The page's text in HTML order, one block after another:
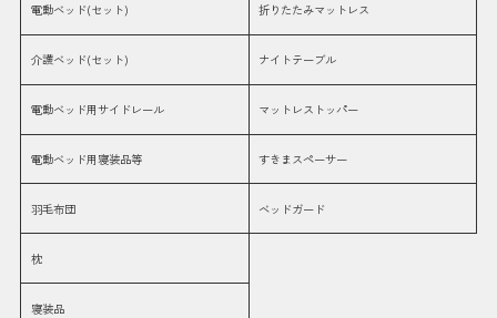
電動ベッド(セット)
介護ベッド(セット)
電動ベッド用サイドレール
電動ベッド用寝装品等
羽毛布団
枕
寝装品
折りたたみマットレス
ナイトテーブル
マットレストッパー
すきまスペーサー
ベッドガード